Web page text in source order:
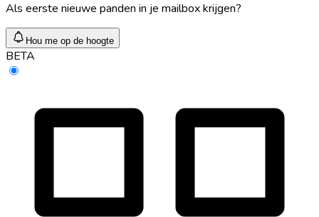
Als eerste nieuwe panden in je mailbox krijgen?
Hou me op de hoogte
BETA